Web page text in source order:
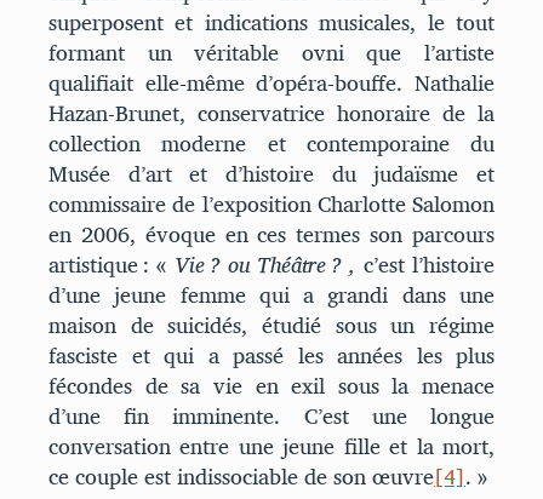
superposent et indications musicales, le tout
formant un véritable ovni que l’artiste
qualifiait elle-même d’opéra-bouffe. Nathalie
Hazan-Brunet, conservatrice honoraire de la
collection moderne et contemporaine du
Musée d’art et d’histoire du judaïsme et
commissaire de l’exposition Charlotte Salomon
en 2006, évoque en ces termes son parcours
artistique : « Vie ? ou Théâtre ?, c’est l’histoire
d’une jeune femme qui a grandi dans une
maison de suicidés, étudié sous un régime
fasciste et qui a passé les années les plus
fécondes de sa vie en exil sous la menace
d’une fin imminente. C’est une longue
conversation entre une jeune fille et la mort,
ce couple est indissociable de son œuvre[4]. »